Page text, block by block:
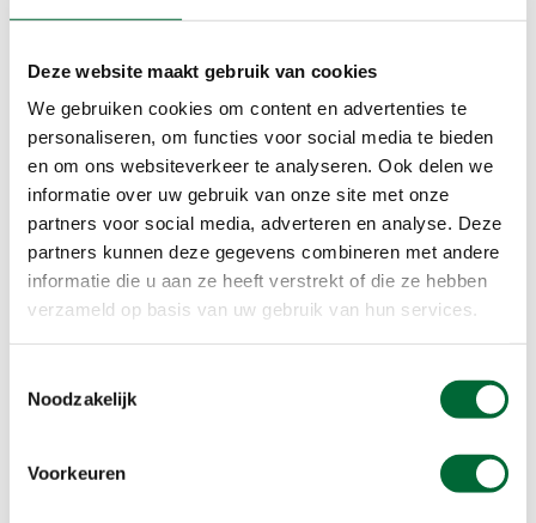
Deze website maakt gebruik van cookies
We gebruiken cookies om content en advertenties te
personaliseren, om functies voor social media te bieden
en om ons websiteverkeer te analyseren. Ook delen we
informatie over uw gebruik van onze site met onze
partners voor social media, adverteren en analyse. Deze
partners kunnen deze gegevens combineren met andere
informatie die u aan ze heeft verstrekt of die ze hebben
verzameld op basis van uw gebruik van hun services.
Noodzakelijk
Voorkeuren
ingroeien.
Controleer je nagels zeker als je een
langeafstandswandeling of meerdaagse tocht
plant.